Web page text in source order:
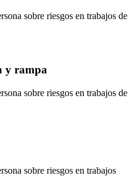
sobre riesgos en trabajos de
y rampa
sobre riesgos en trabajos de
sobre riesgos en trabajos